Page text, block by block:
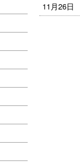
11月26日